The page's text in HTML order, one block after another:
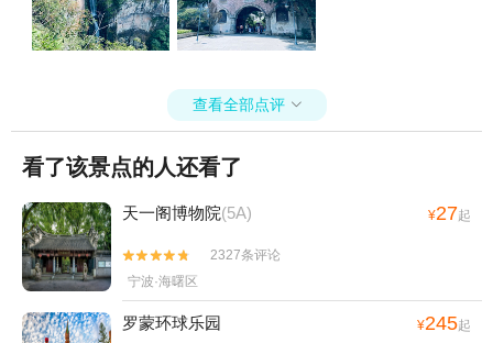
+东海半边山旅游度假区+宁波观澜休闲农庄+象
山月泉湾温泉馆+宁波麦卡公园+茅洋玻璃栈道
分手照相馆+梅山湾冰雪大世界+梅山湾冰雪大世
界+滕头德宝乐园+滕头生态旅游区+象山龙屿乡
【宁波】话剧《杏仁豆腐心》+梅山湾沙滩公园
+宁波那须温泉+东钱湖游船+宁波红星冰雪世界
+宁波方特东方欲晓+宁波万象城摩天轮+象山精
灵谷+象山龙溪峡谷漂流+四明山杖锡风景区+东
山桃园•熊小米乐园+杭州湾之眼+宁波欢乐滨海
乐园+溪口杜鹃谷森林公园+宁波蓬莱岛+艇好玩
帆船营地(象山店)+石浦老街+梅山湾沙滩欢乐世
查看全部点评 
看了该景点的人还看了
天一阁博物院(5A) ¥27起


2327条评论
宁波·海曙区
罗蒙环球乐园 ¥245起